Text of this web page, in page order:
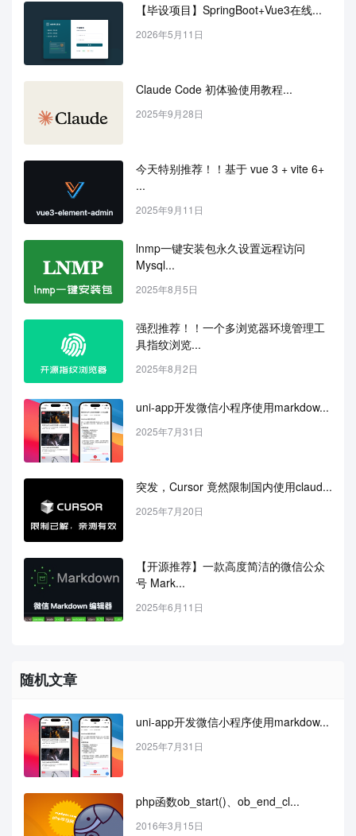
【毕设项目】SpringBoot+Vue3在线...
2026年5月11日
Claude Code 初体验使用教程...
2025年9月28日
今天特别推荐！！基于 vue 3 + vite 6+
...
2025年9月11日
lnmp一键安装包永久设置远程访问
Mysql...
2025年8月5日
强烈推荐！！一个多浏览器环境管理工
具指纹浏览...
2025年8月2日
uni-app开发微信小程序使用markdow...
2025年7月31日
突发，Cursor 竟然限制国内使用claud...
2025年7月20日
【开源推荐】一款高度简洁的微信公众
号 Mark...
2025年6月11日
随机文章
uni-app开发微信小程序使用markdow...
2025年7月31日
php函数ob_start()、ob_end_cl...
2016年3月15日